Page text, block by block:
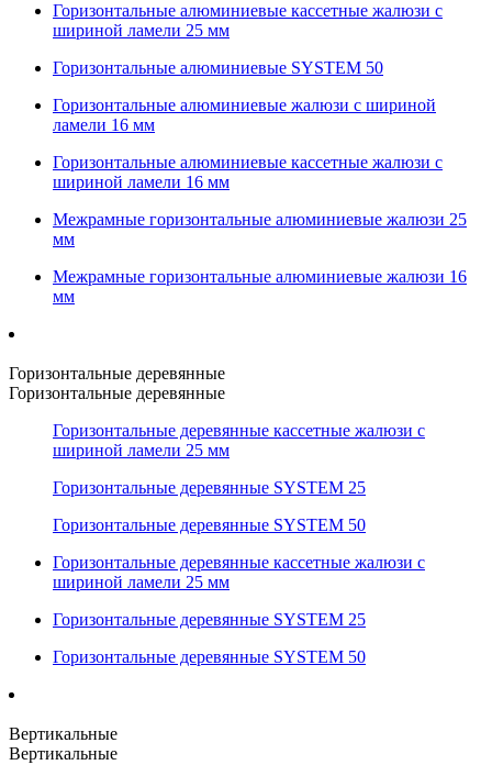
Горизонтальные алюминиевые кассетные жалюзи с
шириной ламели 25 мм
Горизонтальные алюминиевые SYSTEM 50
Горизонтальные алюминиевые жалюзи с шириной
ламели 16 мм
Горизонтальные алюминиевые кассетные жалюзи с
шириной ламели 16 мм
Межрамные горизонтальные алюминиевые жалюзи 25
мм
Межрамные горизонтальные алюминиевые жалюзи 16
мм
Горизонтальные деревянные
Горизонтальные деревянные
Горизонтальные деревянные кассетные жалюзи с
шириной ламели 25 мм
Горизонтальные деревянные SYSTEM 25
Горизонтальные деревянные SYSTEM 50
Горизонтальные деревянные кассетные жалюзи с
шириной ламели 25 мм
Горизонтальные деревянные SYSTEM 25
Горизонтальные деревянные SYSTEM 50
Вертикальные
Вертикальные